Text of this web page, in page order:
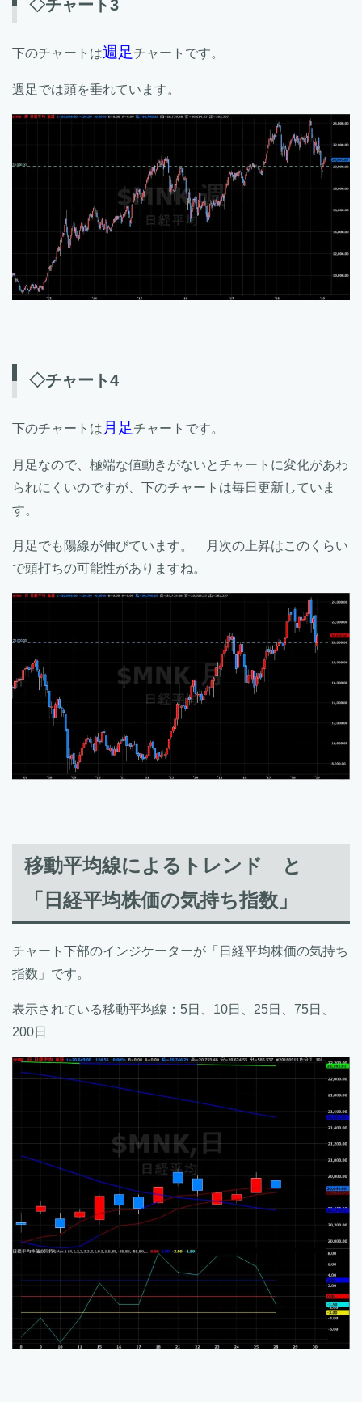
◇チャート3
下のチャートは週足 チャートです。
週足では頭を垂れています。
◇チャート4
下のチャートは 月足 チャートです。
月足なので、極端な値動きがないとチャートに変化があわ
られにくいのですが、下のチャートは毎日更新していま
す。
月足でも陽線が伸びています。 月次の上昇はこのくらい
で頭打ちの可能性がありますね。
移動平均線によるトレンド と
「日経平均株価の気持ち指数」
チャート下部のインジケーターが「日経平均株価の気持ち
指数」です。
表示されている移動平均線：5日、10日、25日、75日、
200日